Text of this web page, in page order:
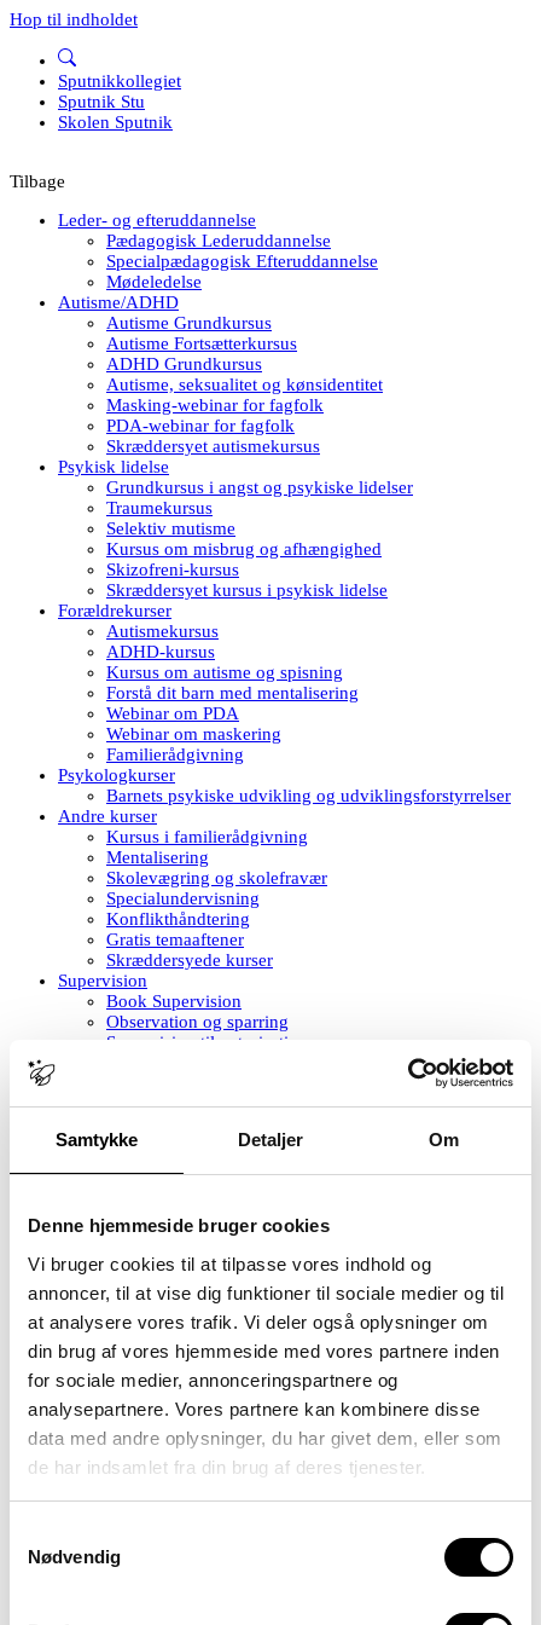
Samtykke Detaljer Om
Denne hjemmeside bruger cookies
Vi bruger cookies til at tilpasse vores indhold og
annoncer, til at vise dig funktioner til sociale medier og til
at analysere vores trafik. Vi deler også oplysninger om
din brug af vores hjemmeside med vores partnere inden
for sociale medier, annonceringspartnere og
analysepartnere. Vores partnere kan kombinere disse
data med andre oplysninger, du har givet dem, eller som
de har indsamlet fra din brug af deres tjenester.
Nødvendig
Hop til indholdet
Sputnikkollegiet
Sputnik Stu
Skolen Sputnik
Tilbage
Leder- og efteruddannelse
Pædagogisk Lederuddannelse
Specialpædagogisk Efteruddannelse
Mødeledelse
Autisme/ADHD
Autisme Grundkursus
Autisme Fortsætterkursus
ADHD Grundkursus
Autisme, seksualitet og kønsidentitet
Masking-webinar for fagfolk
PDA-webinar for fagfolk
Skræddersyet autismekursus
Psykisk lidelse
Grundkursus i angst og psykiske lidelser
Traumekursus
Selektiv mutisme
Kursus om misbrug og afhængighed
Skizofreni-kursus
Skræddersyet kursus i psykisk lidelse
Forældrekurser
Autismekursus
ADHD-kursus
Kursus om autisme og spisning
Forstå dit barn med mentalisering
Webinar om PDA
Webinar om maskering
Familierådgivning
Psykologkurser
Barnets psykiske udvikling og udviklingsforstyrrelser
Andre kurser
Kursus i familierådgivning
Mentalisering
Skolevægring og skolefravær
Specialundervisning
Konflikthåndtering
Gratis temaaftener
Skræddersyede kurser
Supervision
Book Supervision
Observation og sparring
Supervision til autorisation
Kontakt
Specialpædagogisk Toolbox
VISO-leverandør
Søg